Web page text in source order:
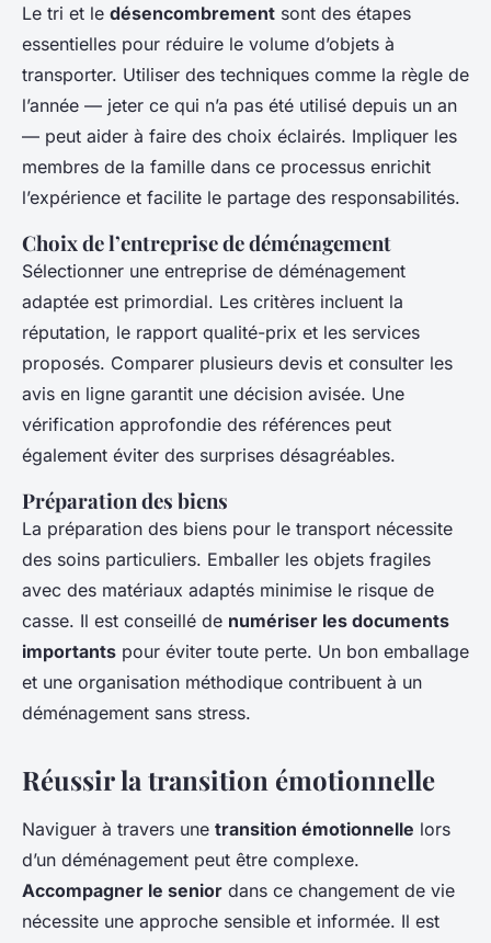
Le tri et le désencombrement sont des étapes
essentielles pour réduire le volume d’objets à
transporter. Utiliser des techniques comme la règle de
l’année — jeter ce qui n’a pas été utilisé depuis un an
— peut aider à faire des choix éclairés. Impliquer les
membres de la famille dans ce processus enrichit
l’expérience et facilite le partage des responsabilités.
Choix de l’entreprise de déménagement
Sélectionner une entreprise de déménagement
adaptée est primordial. Les critères incluent la
réputation, le rapport qualité-prix et les services
proposés. Comparer plusieurs devis et consulter les
avis en ligne garantit une décision avisée. Une
vérification approfondie des références peut
également éviter des surprises désagréables.
Préparation des biens
La préparation des biens pour le transport nécessite
des soins particuliers. Emballer les objets fragiles
avec des matériaux adaptés minimise le risque de
casse. Il est conseillé de numériser les documents
importants pour éviter toute perte. Un bon emballage
et une organisation méthodique contribuent à un
déménagement sans stress.
Réussir la transition émotionnelle
Naviguer à travers une transition émotionnelle lors
d’un déménagement peut être complexe.
Accompagner le senior dans ce changement de vie
nécessite une approche sensible et informée. Il est